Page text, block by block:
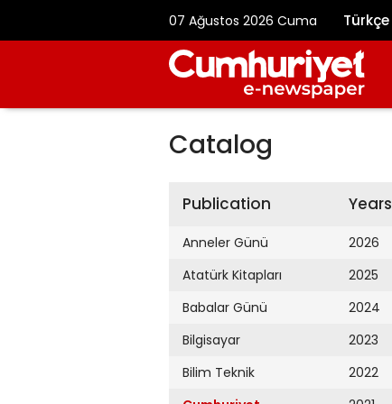
07 Ağustos 2026 Cuma Türkçe
Catalog
Publication
Anneler Günü
Atatürk Kitapları
Babalar Günü
Bilgisayar
Bilim Teknik
Years
2026
2025
2024
2023
2022